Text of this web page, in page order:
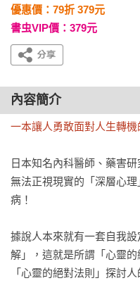
優惠價：79折 379元
書虫VIP價：379元
內容簡介
一本讓人勇敢面對人生轉機
日本知名內科醫師、藥害
無法正視現實的「深層心
病！
據說人本來就有一套自我
解」，這就是所謂「心靈
「心靈的絕對法則」探討